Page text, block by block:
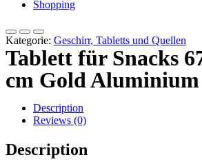
Shopping
Kategorie: Geschirr, Tabletts und Quellen
Tablett für Snacks
cm Gold
Description
Reviews (0)
Description